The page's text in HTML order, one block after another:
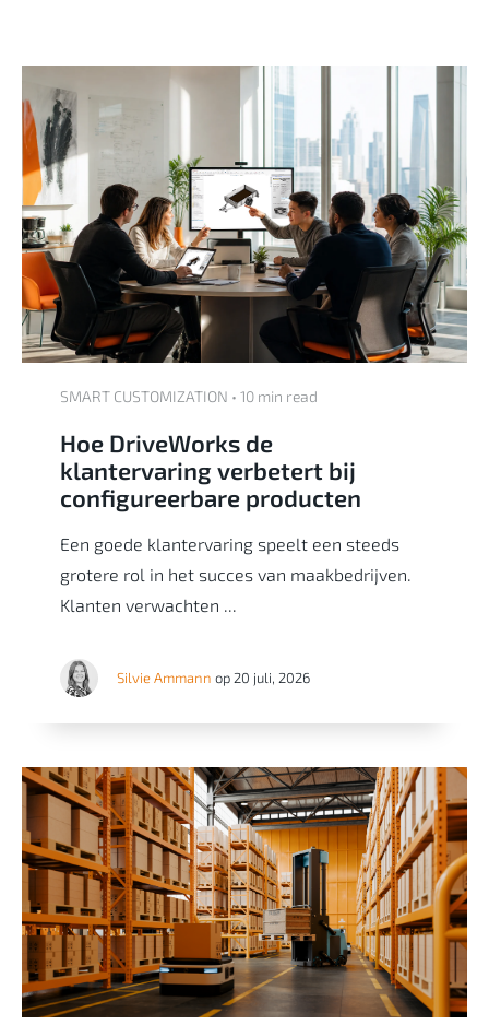
SMART CUSTOMIZATION • 10 min read
Hoe DriveWorks de
klantervaring verbetert bij
configureerbare producten
Een goede klantervaring speelt een steeds
grotere rol in het succes van maakbedrijven.
Klanten verwachten ...
Silvie Ammann op 20 juli, 2026